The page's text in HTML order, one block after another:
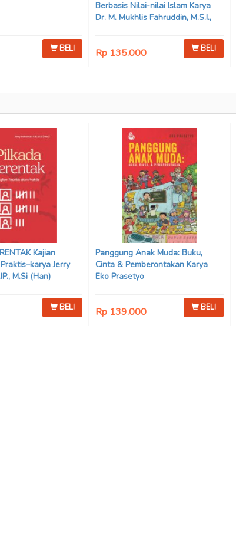
BELI
Berbasis Nilai-nilai Islam Karya
Dr. M. Mukhlis Fahruddin, M.S.I.,
Adrenal Stezen, S.H., M.H.
Rp 135.000 BELI
Kajian
Jerry
M.Si (Han)
BELI
Panggung Anak Muda: Buku,
Cinta & Pemberontakan Karya
Eko Prasetyo
Rp 139.000 BELI